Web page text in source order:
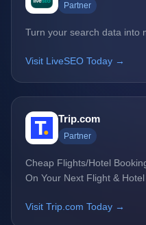
Partner
Turn your search data into
Visit LiveSEO Today →
Trip.com
Partner
Cheap Flights/Hotel
On Your Next Flight &
Visit Trip.com Today →